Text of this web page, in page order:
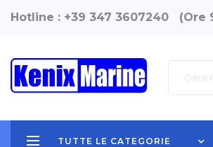
Hotline : +39 347 3607240 (Ore
TUTTE LE CATEGORIE